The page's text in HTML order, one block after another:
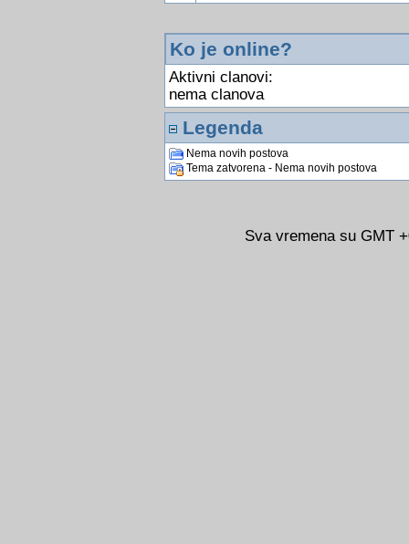
Ko je online?
Aktivni clanovi:
nema clanova
Legenda
Nema novih postova
Tema zatvorena - Nema novih postova
Sva vremena su GMT